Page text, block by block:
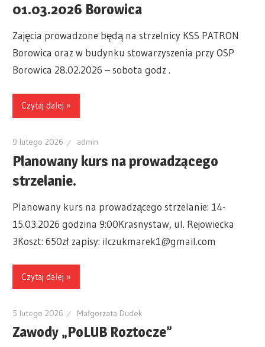
01.03.2026 Borowica
Zajęcia prowadzone będą na strzelnicy KSS PATRON
Borowica oraz w budynku stowarzyszenia przy OSP
Borowica 28.02.2026 – sobota godz .
Czytaj dalej »
9 lutego 2026 admin
Planowany kurs na prowadzącego
strzelanie.
Planowany kurs na prowadzącego strzelanie: 14-
15.03.2026 godzina 9:00Krasnystaw, ul. Rejowiecka
3Koszt: 650zł zapisy: ilczukmarek1@gmail.com
Czytaj dalej »
5 lutego 2026 Małgorzata Dudek
Zawody „PoLUB Roztocze”